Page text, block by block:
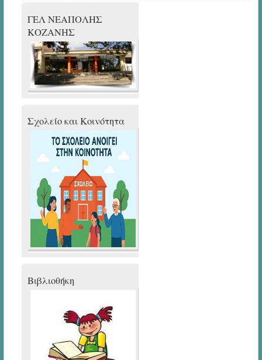
ΓΕΛ ΝΕΑΠΟΛΗΣ
ΚΟΖΑΝΗΣ
Σχολείο και Κοινότητα
Bιβλιοθήκη